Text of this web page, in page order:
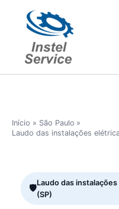
conteúdo
Início
São Paulo
Laudo das instalações
Laudo das
(SP)